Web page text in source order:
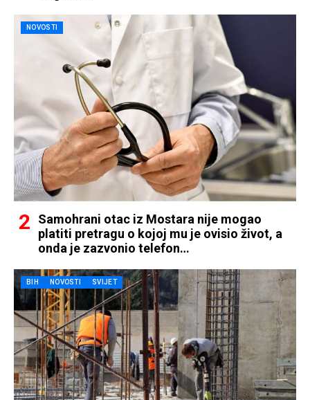
NOVOSTI
Samohrani otac iz Mostara nije mogao
platiti pretragu o kojoj mu je ovisio život, a
onda je zazvonio telefon…
BIH NOVOSTI SVIJET